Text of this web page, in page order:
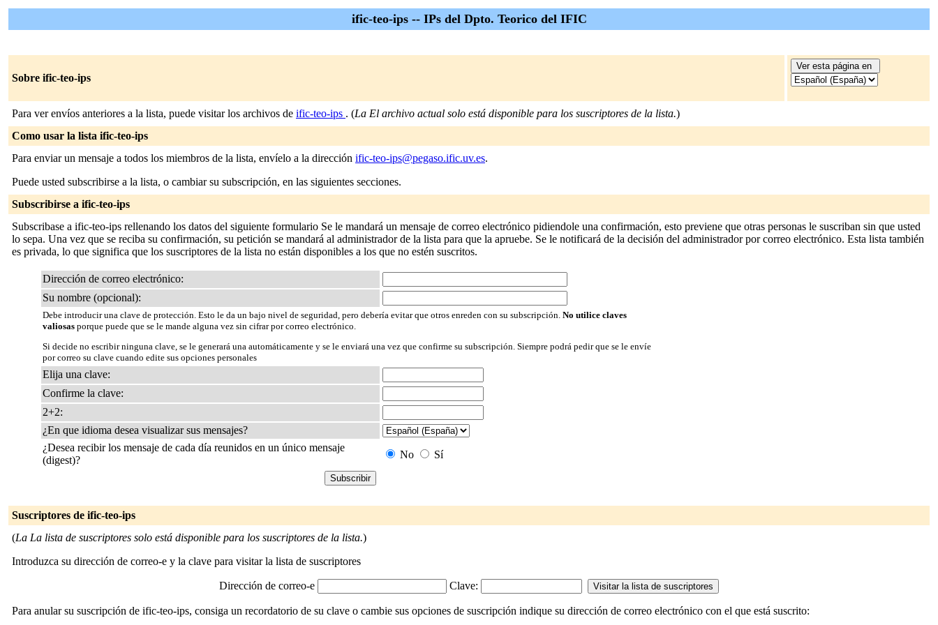
ific-teo-ips -- IPs del Dpto. Teorico del IFIC
Sobre ific-teo-ips
Para ver envíos anteriores a la lista, puede visitar los archivos de ific-teo-ips . (La El archivo actual solo está disponible para los suscriptores de la lista.)
Como usar la lista ific-teo-ips
Para enviar un mensaje a todos los miembros de la lista, envíelo a la dirección ific-teo-ips@pegaso.ific.uv.es.
Puede usted subscribirse a la lista, o cambiar su subscripción, en las siguientes secciones.
Subscribirse a ific-teo-ips
Subscribase a ific-teo-ips rellenando los datos del siguiente formulario Se le mandará un mensaje de correo electrónico pidiendole una confirmación, esto previene que otras personas le suscriban sin que usted
lo sepa. Una vez que se reciba su confirmación, su petición se mandará al administrador de la lista para que la apruebe. Se le notificará de la decisión del administrador por correo electrónico. Esta lista también
es privada, lo que significa que los suscriptores de la lista no están disponibles a los que no estén suscritos.
Dirección de correo electrónico:
Su nombre (opcional):
Debe introducir una clave de protección. Esto le da un bajo nivel de seguridad, pero debería evitar que otros enreden con su subscripción. No utilice claves
valiosas porque puede que se le mande alguna vez sin cifrar por correo electrónico.
Si decide no escribir ninguna clave, se le generará una automáticamente y se le enviará una vez que confirme su subscripción. Siempre podrá pedir que se le envíe
por correo su clave cuando edite sus opciones personales
Elija una clave:
Confirme la clave:
2+2:
¿En que idioma desea visualizar sus mensajes?
¿Desea recibir los mensaje de cada día reunidos en un único mensaje
(digest)?
No Sí
Suscriptores de ific-teo-ips
(La La lista de suscriptores solo está disponible para los suscriptores de la lista.)
Introduzca su dirección de correo-e y la clave para visitar la lista de suscriptores
Dirección de correo-e Clave:
Para anular su suscripción de ific-teo-ips, consiga un recordatorio de su clave o cambie sus opciones de suscripción indique su dirección de correo electrónico con el que está suscrito: